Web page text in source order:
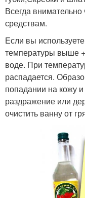
Всегда
средствам.
Если вы
температуры выше
воде. При
распадается.
попадании на кожу
раздражение или
очистить ванну от